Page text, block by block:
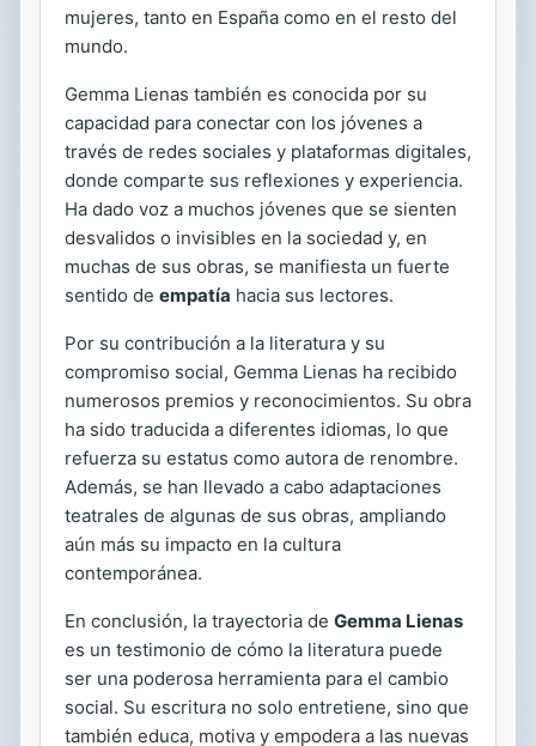
mujeres, tanto en España como en el resto del
mundo.
Gemma Lienas también es conocida por su
capacidad para conectar con los jóvenes a
través de redes sociales y plataformas digitales,
donde comparte sus reflexiones y experiencia.
Ha dado voz a muchos jóvenes que se sienten
desvalidos o invisibles en la sociedad y, en
muchas de sus obras, se manifiesta un fuerte
sentido de empatía hacia sus lectores.
Por su contribución a la literatura y su
compromiso social, Gemma Lienas ha recibido
numerosos premios y reconocimientos. Su obra
ha sido traducida a diferentes idiomas, lo que
refuerza su estatus como autora de renombre.
Además, se han llevado a cabo adaptaciones
teatrales de algunas de sus obras, ampliando
aún más su impacto en la cultura
contemporánea.
En conclusión, la trayectoria de Gemma Lienas
es un testimonio de cómo la literatura puede
ser una poderosa herramienta para el cambio
social. Su escritura no solo entretiene, sino que
también educa, motiva y empodera a las nuevas